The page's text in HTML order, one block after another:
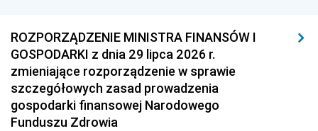
ROZPORZĄDZENIE MINISTRA FINANSÓW I
GOSPODARKI z dnia 29 lipca 2026 r.
zmieniające rozporządzenie w sprawie
szczegółowych zasad prowadzenia
gospodarki finansowej Narodowego
Funduszu Zdrowia